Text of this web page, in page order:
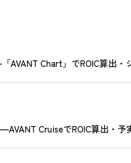
Chart」でROIC算出・
CruiseでROIC算出・